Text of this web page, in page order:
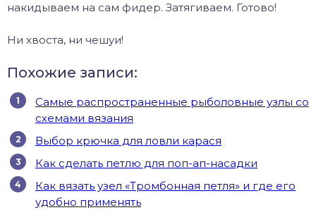
накидываем на сам фидер. Затягиваем. Готово!
Ни хвоста, ни чешуи!
Похожие записи:
Самые распространенные рыболовные узлы со
схемами вязания
Выбор крючка для ловли карася
Как сделать петлю для поп-ап-насадки
Как вязать узел «Тромбонная петля» и где его
удобно применять